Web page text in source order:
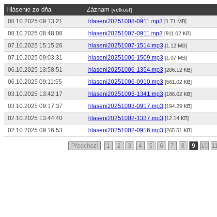
Hlásenie zo dňa Záznam [veľkosť]
08.10.2025 09:13:21 hlaseni20251008-0911.mp3 [1.71 MB]
08.10.2025 08:48:08 hlaseni20251007-0911.mp3 [911.02 KB]
07.10.2025 15:15:26 hlaseni20251007-1514.mp3 [1.12 MB]
07.10.2025 09:03:31 hlaseni20251006-1509.mp3 [1.07 MB]
06.10.2025 13:58:51 hlaseni20251006-1354.mp3 [206.12 KB]
06.10.2025 09:11:55 hlaseni20251006-0910.mp3 [561.02 KB]
03.10.2025 13:42:17 hlaseni20251003-1341.mp3 [186.02 KB]
03.10.2025 09:17:37 hlaseni20251003-0917.mp3 [194.29 KB]
02.10.2025 13:44:40 hlaseni20251002-1337.mp3 [12.14 KB]
02.10.2025 09:16:53 hlaseni20251002-0916.mp3 [265.51 KB]
Předchozí 1 2 3 4 5 6 7 8 9 10 11